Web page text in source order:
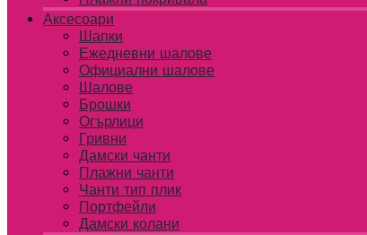
Аксесоари
Шапки
Ежедневни шалове
Официални шалове
Шалове
Брошки
Огърлици
Гривни
Дамски чанти
Плажни чанти
Чанти тип плик
Портфейли
Дамски колани